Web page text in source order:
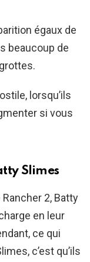
égaux de
beaucoup de
lorsqu’ils
si vous
Slimes
2, Batty
en leur
ce qui
c’est qu’ils